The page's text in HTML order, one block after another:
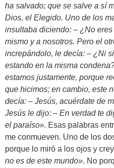
ha salvado; que se salve a sí
Dios, el Elegido. Uno de los
insultaba diciendo: – ¿No
mismo y a nosotros. Pero el
increpándolo, le decía: – ¿Ni
estando en la misma
estamos justamente, porque
que hicimos; en cambio, este
decía: – Jesús, acuérdate de
Jesús le dijo: – En verdad te
el paraíso». Esas palabras
me conmueven. Uno de los
porque lo miró a los ojos y
no es de este mundo». No